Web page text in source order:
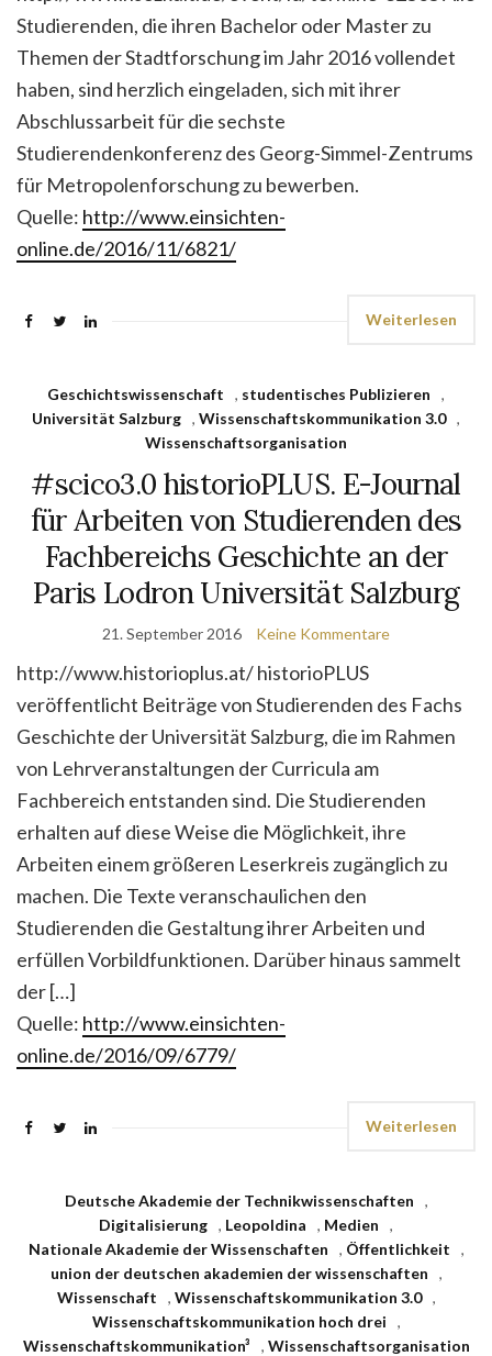
Studierenden, die ihren Bachelor oder Master zu
Themen der Stadtforschung im Jahr 2016 vollendet
haben, sind herzlich eingeladen, sich mit ihrer
Abschlussarbeit für die sechste
Studierendenkonferenz des Georg-Simmel-Zentrums
für Metropolenforschung zu bewerben.
Quelle: http://www.einsichten-
online.de/2016/11/6821/
Weiterlesen
Geschichtswissenschaft , studentisches Publizieren
,
Universität Salzburg , Wissenschaftskommunikation 3.0 ,
Wissenschaftsorganisation
#scico3.0 historioPLUS. E-Journal
für Arbeiten von Studierenden des
Fachbereichs Geschichte an der
Paris Lodron Universität Salzburg
21. September 2016 Keine Kommentare
http://www.historioplus.at/ historioPLUS
veröffentlicht Beiträge von Studierenden des Fachs
Geschichte der Universität Salzburg, die im Rahmen
von Lehrveranstaltungen der Curricula am
Fachbereich entstanden sind. Die Studierenden
erhalten auf diese Weise die Möglichkeit, ihre
Arbeiten einem größeren Leserkreis zugänglich zu
machen. Die Texte veranschaulichen den
Studierenden die Gestaltung ihrer Arbeiten und
erfüllen Vorbildfunktionen. Darüber hinaus sammelt
der […]
Quelle: http://www.einsichten-
online.de/2016/09/6779/
Weiterlesen
Deutsche Akademie der Technikwissenschaften
,
Digitalisierung , Leopoldina , Medien
,
Nationale Akademie der Wissenschaften
, Öffentlichkeit
,
union der deutschen akademien der wissenschaften
,
Wissenschaft
, Wissenschaftskommunikation 3.0
,
Wissenschaftskommunikation hoch drei
,
Wissenschaftskommunikation³
, Wissenschaftsorganisation